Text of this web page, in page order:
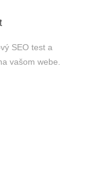
SEO test a
vašom webe.